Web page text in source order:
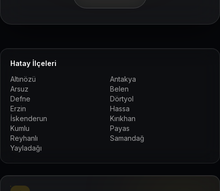
Hatay İlçeleri
Altınözü
Antakya
Arsuz
Belen
Defne
Dörtyol
Erzin
Hassa
İskenderun
Kırıkhan
Kumlu
Payas
Reyhanlı
Samandağ
Yayladağı